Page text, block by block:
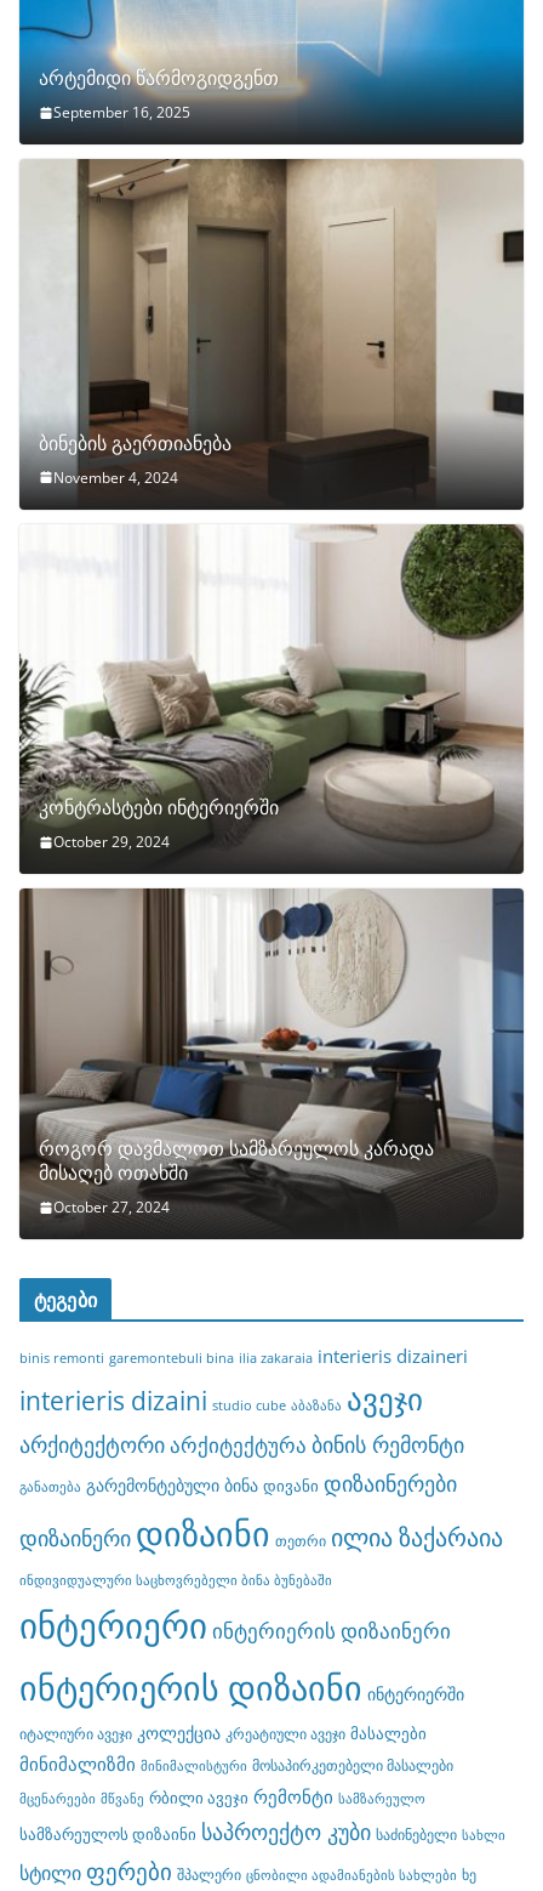
არტემიდი წარმოგიდგენთ
September 16, 2025
ბინების გაერთიანება
November 4, 2024
კონტრასტები ინტერიერში
October 29, 2024
როგორ დავმალოთ სამზარეულოს კარადა
მისაღებ ოთახში
October 27, 2024
ტეგები
binis remonti garemontebuli bina ilia zakaraia interieris dizaineri
interieris dizaini studio cube აბაზანა ავეჯი
არქიტექტორიარქიტექტურა ბინის რემონტი
განათება გარემონტებული ბინა დივანი დიზაინერები
დიზაინერი დიზაინი თეთრი ილია ზაქარაია
ინდივიდუალური საცხოვრებელი ბინა ბუნებაში
ინტერიერი ინტერიერის დიზაინერი
ინტერიერის დიზაინი ინტერიერში
იტალიური ავეჯი კოლექცია კრეატიული ავეჯი მასალები
მინიმალიზმი მინიმალისტური მოსაპირკეთებელი მასალები
მცენარეები მწვანე რბილი ავეჯი რემონტი სამზარეულო
სამზარეულოს დიზაინი საპროექტო კუბი საძინებელი სახლი
სტილი ფერები შპალერი ცნობილი ადამიანების სახლები ხე